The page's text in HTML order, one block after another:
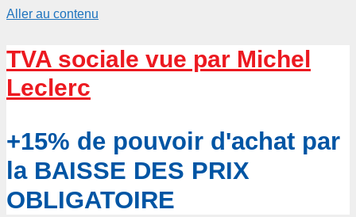
Aller au contenu
TVA sociale vue par Michel
Leclerc
+15% de pouvoir d'achat par
la BAISSE DES PRIX
OBLIGATOIRE